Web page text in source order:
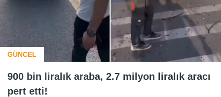
GÜNCEL
900 bin liralık araba, 2.7 milyon liralık aracı
pert etti!